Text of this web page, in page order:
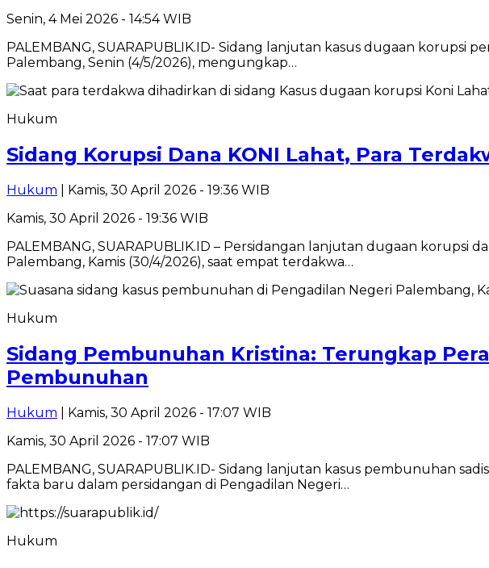
Senin, 4 Mei 2026 - 14:54 WIB
PALEMBANG, SUARAPUBLIK.ID- Sidang lanjutan kasus dugaan korupsi
Palembang, Senin (4/5/2026), mengungkap…
Hukum
Sidang Korupsi Dana KONI Lahat, Para
Hukum | Kamis, 30 April 2026 - 19:36 WIB
Kamis, 30 April 2026 - 19:36 WIB
PALEMBANG, SUARAPUBLIK.ID – Persidangan lanjutan dugaan
Palembang, Kamis (30/4/2026), saat empat terdakwa…
Hukum
Sidang Pembunuhan Kristina: Terungkap
Pembunuhan
Hukum | Kamis, 30 April 2026 - 17:07 WIB
Kamis, 30 April 2026 - 17:07 WIB
PALEMBANG, SUARAPUBLIK.ID- Sidang lanjutan kasus pembunuhan
fakta baru dalam persidangan di Pengadilan Negeri…
Hukum